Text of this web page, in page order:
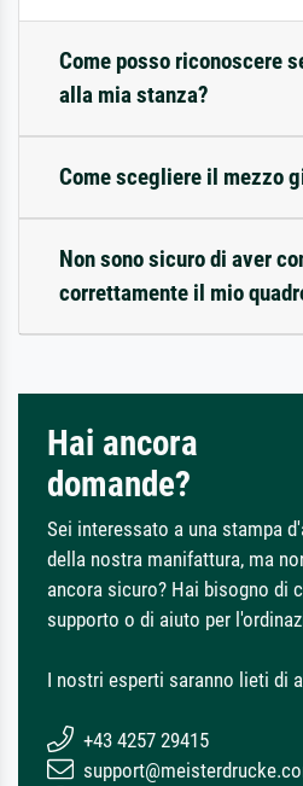
Come posso riconoscere
alla mia stanza?
Come scegliere il mezzo
Non sono sicuro di aver
correttamente il mio
Hai ancora
domande?
Sei interessato a una stampa
della nostra manifattura, ma
ancora sicuro? Hai bisogno di
supporto o di aiuto per
I nostri esperti saranno lieti di
+43 4257 29415